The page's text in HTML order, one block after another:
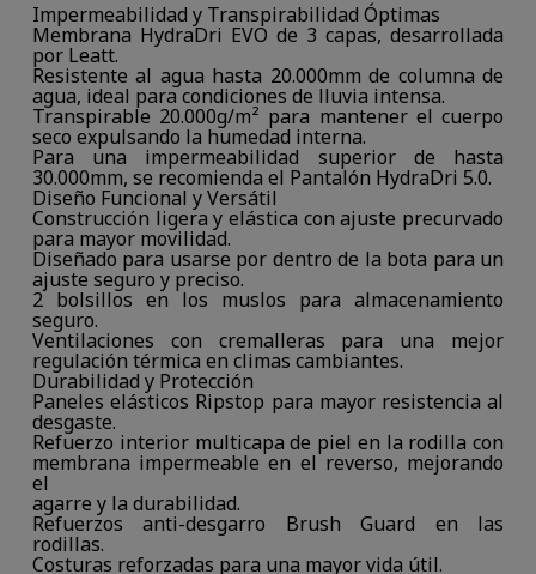
Impermeabilidad y Transpirabilidad Óptimas
Membrana HydraDri EVO de 3 capas, desarrollada
por Leatt.
Resistente al agua hasta 20.000mm de columna de
agua, ideal para condiciones de lluvia intensa.
Transpirable 20.000g/m² para mantener el cuerpo
seco expulsando la humedad interna.
Para una impermeabilidad superior de hasta
30.000mm, se recomienda el Pantalón HydraDri 5.0.
Diseño Funcional y Versátil
Construcción ligera y elástica con ajuste precurvado
para mayor movilidad.
Diseñado para usarse por dentro de la bota para un
ajuste seguro y preciso.
2 bolsillos en los muslos para almacenamiento
seguro.
Ventilaciones con cremalleras para una mejor
regulación térmica en climas cambiantes.
Durabilidad y Protección
Paneles elásticos Ripstop para mayor resistencia al
desgaste.
Refuerzo interior multicapa de piel en la rodilla con
membrana impermeable en el reverso, mejorando
el
agarre y la durabilidad.
Refuerzos anti-desgarro Brush Guard en las
rodillas.
Costuras reforzadas para una mayor vida útil.